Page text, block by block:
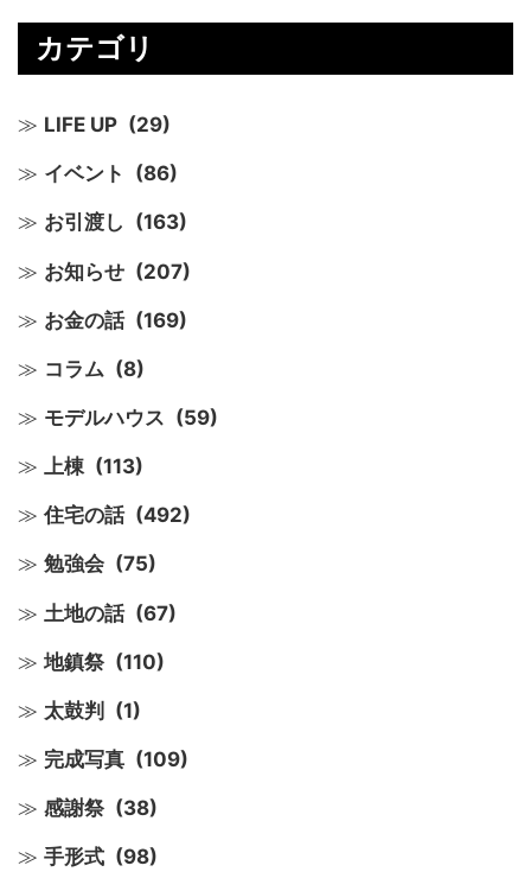
カテゴリ
LIFE UP (29)
イベント (86)
お引渡し (163)
お知らせ (207)
お金の話 (169)
コラム (8)
モデルハウス (59)
上棟 (113)
住宅の話 (492)
勉強会 (75)
土地の話 (67)
地鎮祭 (110)
太鼓判 (1)
完成写真 (109)
感謝祭 (38)
手形式 (98)